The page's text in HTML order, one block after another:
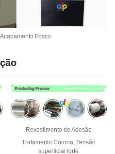
Fosco
Revestimento de Adesão
Tratamento Corona, Tensão
superficial forte